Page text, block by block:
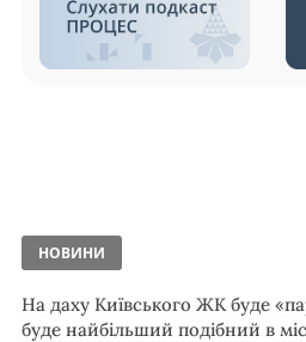
НОВИНИ
На даху Київського ЖК буде
буде найбільший подібний в